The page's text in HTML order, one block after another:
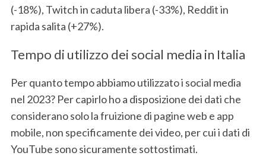
(-18%), Twitch in caduta libera (-33%), Reddit in
rapida salita (+27%).
Tempo di utilizzo dei social media in Italia
Per quanto tempo abbiamo utilizzato i social media
nel 2023? Per capirlo ho a disposizione dei dati che
considerano solo la fruizione di pagine web e app
mobile, non specificamente dei video, per cui i dati di
YouTube sono sicuramente sottostimati.
h
o
: